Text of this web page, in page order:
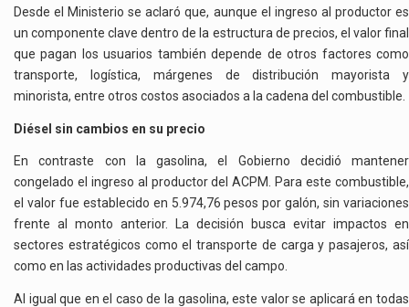
Desde el Ministerio se aclaró que, aunque el ingreso al productor es
un componente clave dentro de la estructura de precios, el valor final
que pagan los usuarios también depende de otros factores como
transporte, logística, márgenes de distribución mayorista y
minorista, entre otros costos asociados a la cadena del combustible.
Diésel sin cambios en su precio
En contraste con la gasolina, el Gobierno decidió mantener
congelado el ingreso al productor del ACPM. Para este combustible,
el valor fue establecido en 5.974,76 pesos por galón, sin variaciones
frente al monto anterior. La decisión busca evitar impactos en
sectores estratégicos como el transporte de carga y pasajeros, así
como en las actividades productivas del campo.
Al igual que en el caso de la gasolina, este valor se aplicará en todas